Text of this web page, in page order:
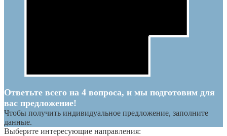
Ответьте всего на 4 вопроса, и мы подготовим для
вас предложение!
Чтобы получить индивидуальное предложение, заполните
данные.
Выберите интересующие направления: